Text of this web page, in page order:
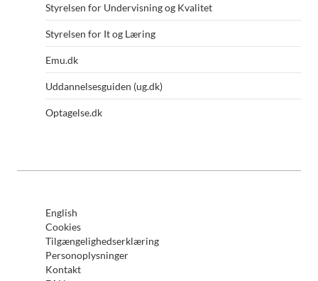
Styrelsen for Undervisning og Kvalitet
Styrelsen for It og Læring
Emu.dk
Uddannelsesguiden (ug.dk)
Optagelse.dk
English
Cookies
Tilgængelighedserklæring
Personoplysninger
Kontakt